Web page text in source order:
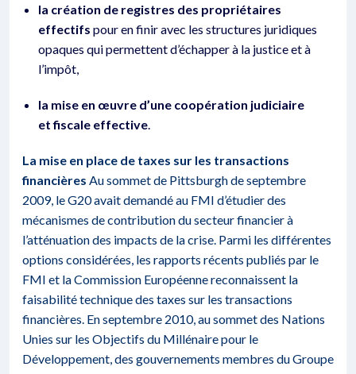
la création de registres des propriétaires
effectifs pour en finir avec les structures juridiques
opaques qui permettent d’échapper à la justice et à
l’impôt,
la mise en œuvre d’une coopération judiciaire
et fiscale effective.
La mise en place de taxes sur les transactions
financières Au sommet de Pittsburgh de septembre
2009, le G20 avait demandé au FMI d’étudier des
mécanismes de contribution du secteur financier à
l’atténuation des impacts de la crise. Parmi les différentes
options considérées, les rapports récents publiés par le
FMI et la Commission Européenne reconnaissent la
faisabilité technique des taxes sur les transactions
financières. En septembre 2010, au sommet des Nations
Unies sur les Objectifs du Millénaire pour le
Développement, des gouvernements membres du Groupe